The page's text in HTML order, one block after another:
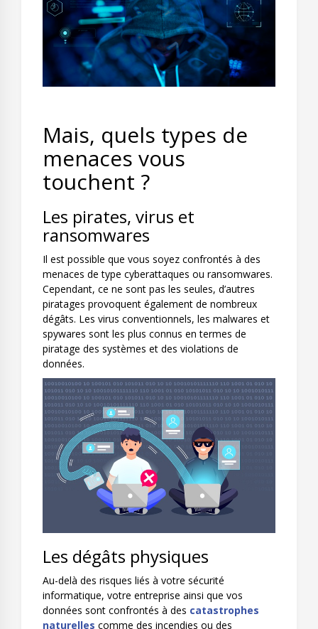
Mais, quels types de
menaces vous
touchent ?
Les pirates, virus et
ransomwares
Il est possible que vous soyez confrontés à des
menaces de type cyberattaques ou ransomwares.
Cependant, ce ne sont pas les seules, d’autres
piratages provoquent également de nombreux
dégâts. Les virus conventionnels, les malwares et
spywares sont les plus connus en termes de
piratage des systèmes et des violations de
données.
Les dégâts physiques
Au-delà des risques liés à votre sécurité
informatique, votre entreprise ainsi que vos
données sont confrontés à des catastrophes
naturelles comme des incendies ou des